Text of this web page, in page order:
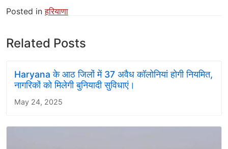
Posted inहरियाणा
Related Posts
Haryana के आठ जिलों में 37 अवैध कॉलोनियां होगी नियमित,
नागरिकों को मिलेगी बुनियादी सुविधाएं।
May 24, 2025